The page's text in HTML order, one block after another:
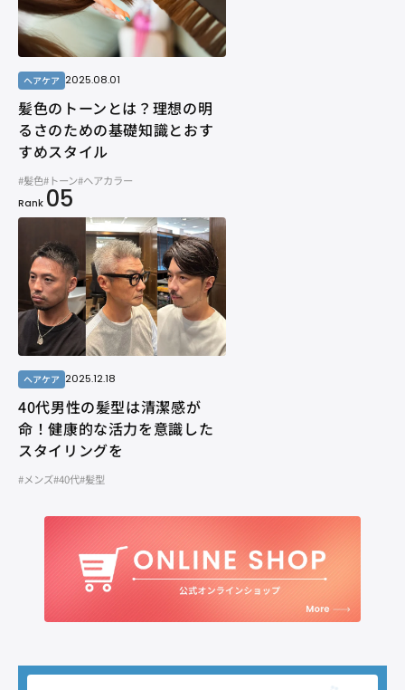
ヘアケア 2025.08.01
髪色のトーンとは？理想の明
るさのための基礎知識とおす
すめスタイル
#髪色#トーン#ヘアカラー
Rank 05
ヘアケア 2025.12.18
40代男性の髪型は清潔感が
命！健康的な活力を意識した
スタイリングを
#メンズ#40代#髪型